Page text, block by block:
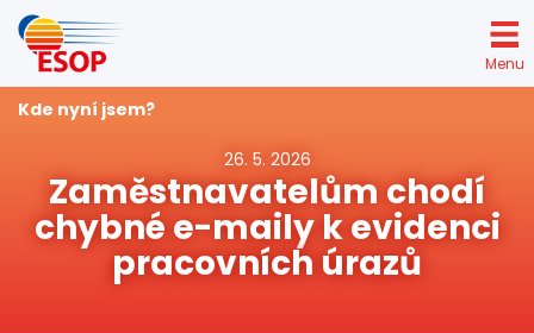
Přejít
hlavnímu
obsahu
Menu
Kde nyní jsem?
26. 5. 2026
Zaměstnavatelům chodí
chybné e-maily k evidenci
pracovních úrazů